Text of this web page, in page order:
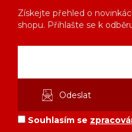
Získejte přehled o
shopu. Přihlašte se k
Souhlasím se